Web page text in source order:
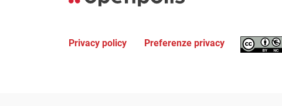
Privacy policy Preferenze privacy